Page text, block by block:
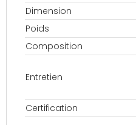
Dimension
Poids
Composition
Entretien
Certification